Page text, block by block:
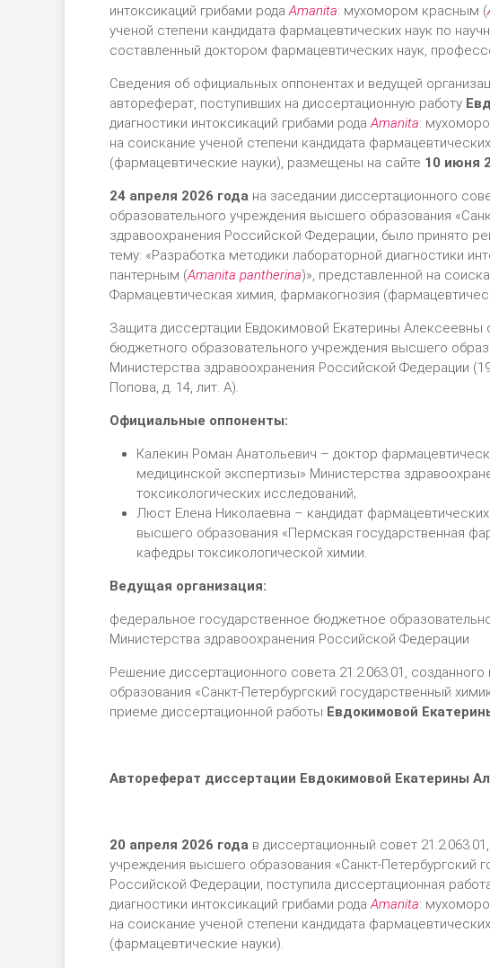
интоксикаций грибами родаАmanita: мухомором красным (
ученой степени кандидата фармацевтических наук по
составленный доктором фармацевтических наук,
Cведения об официальных оппонентах и ведущей
автореферат, поступивших на диссертационную работу
диагностики интоксикаций грибами родаАmanita:
на соискание ученой степени кандидата
(фармацевтические науки), размещены на сайте 10 июня
24 апреля 2026 года на заседании диссертационного
образовательного учреждения высшего образования
здравоохранения Российской Федерации, было принято
тему: «Разработка методики лабораторной диагностики
пантерным (Аmanita pantherina)», представленной на
Фармацевтическая химия, фармакогнозия
Защита диссертации Евдокимовой Екатерины Алексеевны
бюджетного образовательного учреждения высшего
Министерства здравоохранения Российской Федерации
Попова, д. 14, лит. А).
Официальные оппоненты:
Калёкин Роман Анатольевич – доктор
медицинской экспертизы» Министерства
токсикологических исследований;
Люст Елена Николаевна – кандидат
высшего образования «Пермская государственная
кафедры токсикологической химии.
Ведущая организация:
федеральное государственное бюджетное
Министерства здравоохранения Российской Федерации
Решение диссертационного совета 21.2.063.01,
образования «Санкт-Петербургский государственный
приеме диссертационной работы Евдокимовой
Автореферат диссертации Евдокимовой Екатерины
20 апреля 2026 года в диссертационный совет
учреждения высшего образования «Санкт-Петербургский
Российской Федерации, поступила диссертационная
диагностики интоксикаций грибами родаАmanita:
на соискание ученой степени кандидата
(фармацевтические науки).